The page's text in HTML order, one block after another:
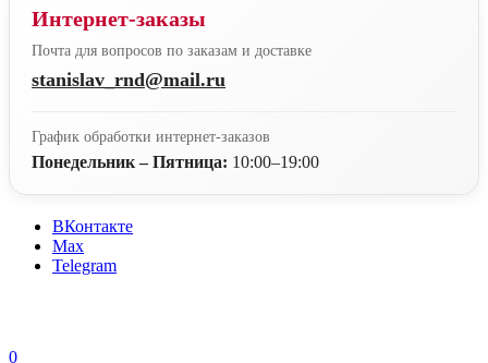
Интернет-заказы
Почта для вопросов по заказам и доставке
stanislav_rnd@mail.ru
График обработки интернет-заказов
Понедельник – Пятница: 10:00–19:00
ВКонтакте
Max
Telegram
0